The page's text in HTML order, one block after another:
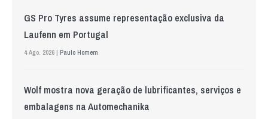
GS Pro Tyres assume representação exclusiva da
Laufenn em Portugal
4 Ago. 2026 | Paulo Homem
Wolf mostra nova geração de lubrificantes, serviços e
embalagens na Automechanika